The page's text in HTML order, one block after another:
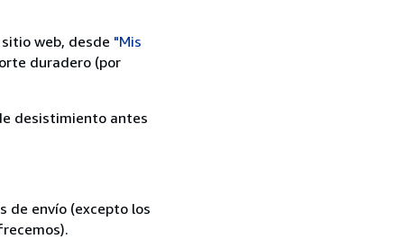
web, desde "Mis
duradero (por
desistimiento antes
de envío (excepto los